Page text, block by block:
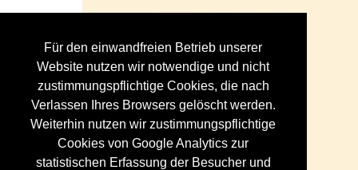
Für den einwandfreien Betrieb unserer
Website nutzen wir notwendige und nicht
zustimmungspflichtige Cookies, die nach
Verlassen Ihres Browsers gelöscht werden.
Weiterhin nutzen wir zustimmungspflichtige
Cookies von Google Analytics zur
statistischen Erfassung der Besucher und